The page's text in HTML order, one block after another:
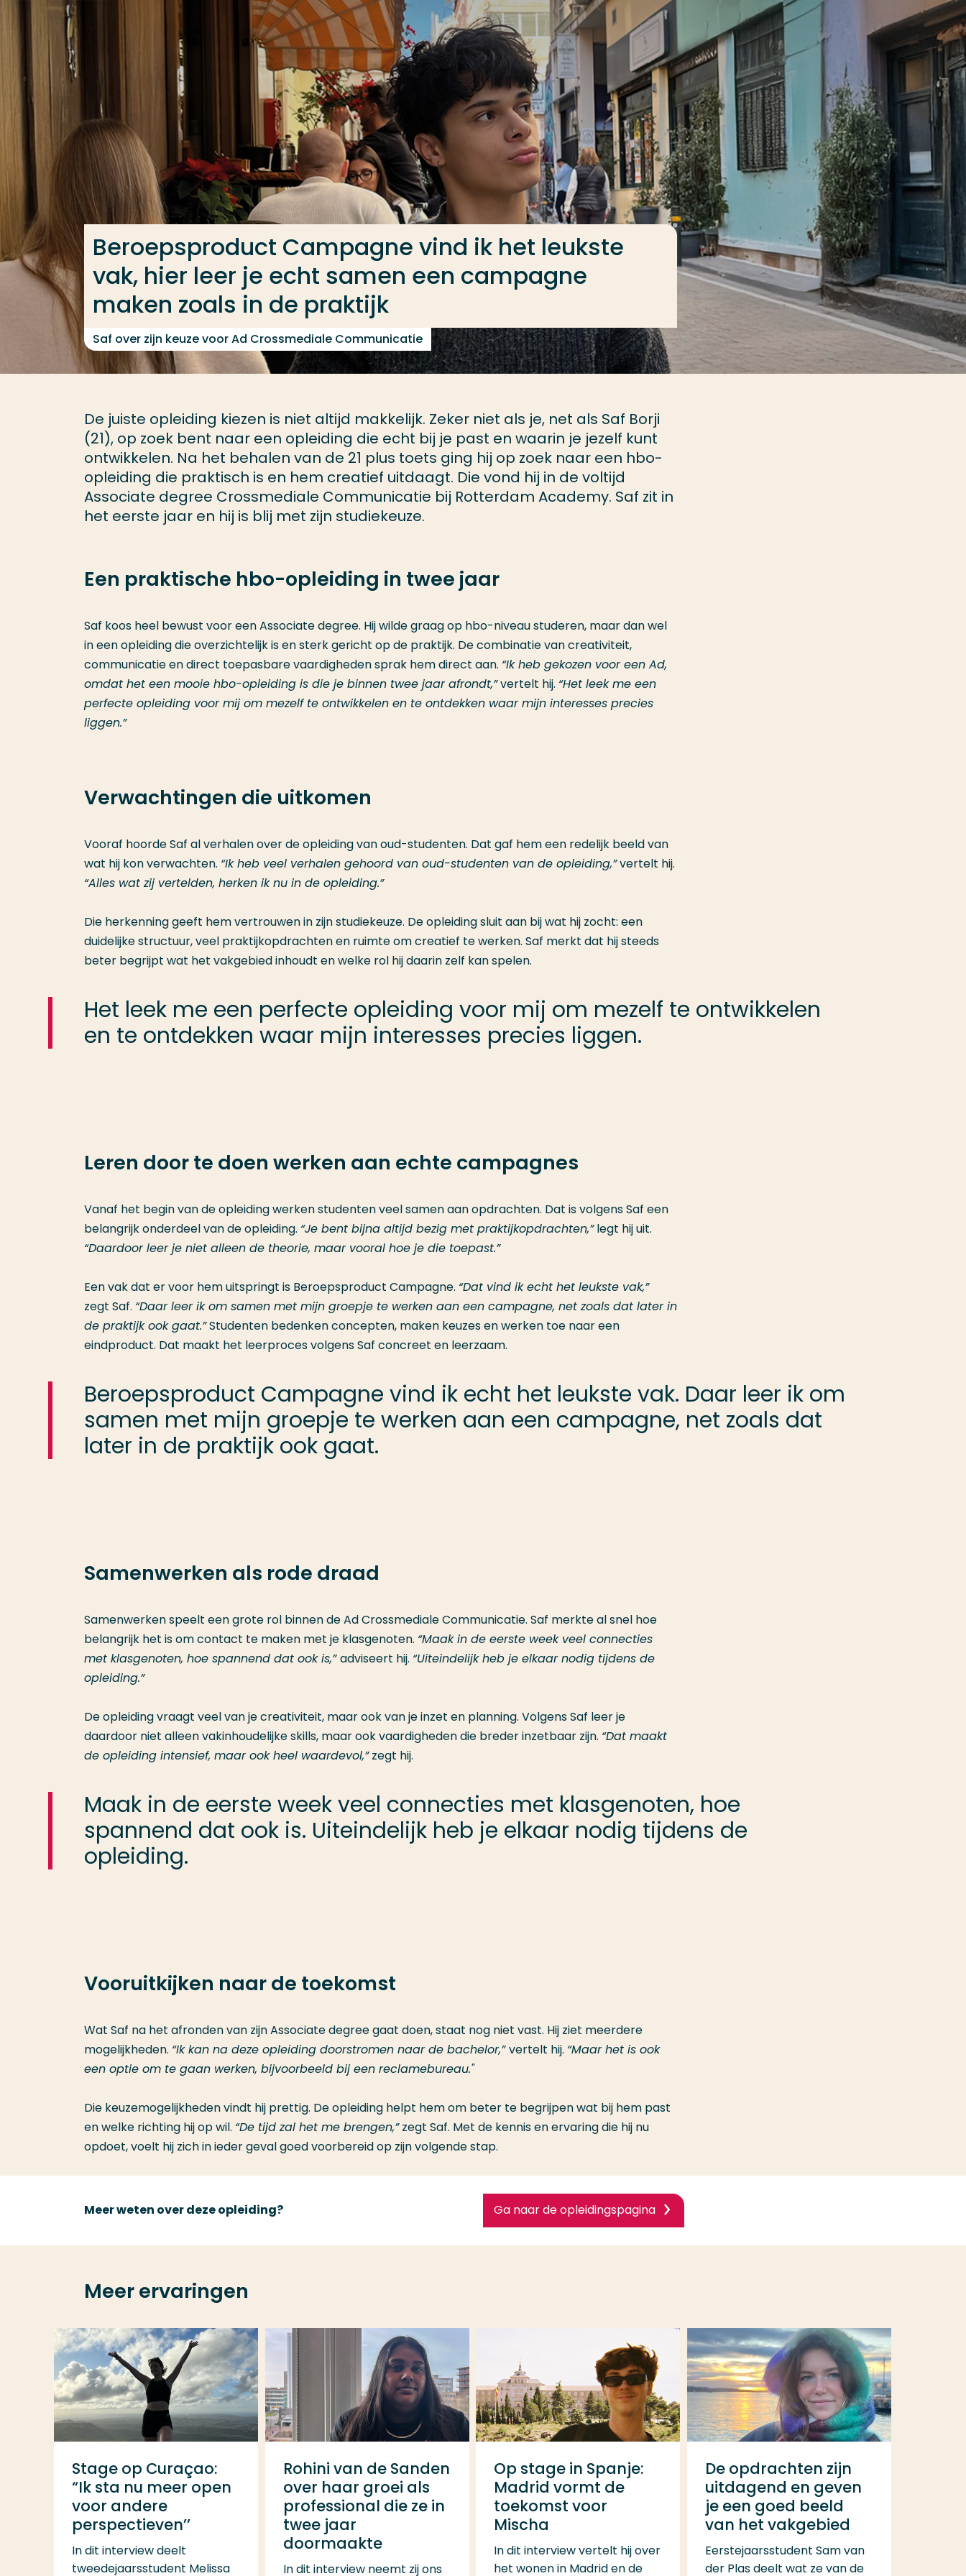
Ga direct naar de content
Beroepsproduct Campagne vind ik het leukste
vak, hier leer je echt samen een campagne
maken zoals in de praktijk
Saf over zijn keuze voor Ad Crossmediale Communicatie
De juiste opleiding kiezen is niet altijd makkelijk. Zeker niet als je, net als Saf Borji
(21), op zoek bent naar een opleiding die echt bij je past en waarin je jezelf kunt
ontwikkelen. Na het behalen van de 21 plus toets ging hij op zoek naar een hbo-
opleiding die praktisch is en hem creatief uitdaagt. Die vond hij in de voltijd
Associate degree Crossmediale Communicatie bij Rotterdam Academy. Saf zit in
het eerste jaar en hij is blij met zijn studiekeuze.
Een praktische hbo-opleiding in twee jaar
Saf koos heel bewust voor een Associate degree. Hij wilde graag op hbo-niveau studeren, maar dan wel
in een opleiding die overzichtelijk is en sterk gericht op de praktijk. De combinatie van creativiteit,
communicatie en direct toepasbare vaardigheden sprak hem direct aan. “Ik heb gekozen voor een Ad,
omdat het een mooie hbo-opleiding is die je binnen twee jaar afrondt,”vertelt hij. “Het leek me een
perfecte opleiding voor mij om mezelf te ontwikkelen en te ontdekken waar mijn interesses precies
liggen.”
Verwachtingen die uitkomen
Vooraf hoorde Saf al verhalen over de opleiding van oud-studenten. Dat gaf hem een redelijk beeld van
wat hij kon verwachten. “Ik heb veel verhalen gehoord van oud-studenten van de opleiding,”vertelt hij.
“Alles wat zij vertelden, herken ik nu in de opleiding.”
Die herkenning geeft hem vertrouwen in zijn studiekeuze. De opleiding sluit aan bij wat hij zocht: een
duidelijke structuur, veel praktijkopdrachten en ruimte om creatief te werken. Saf merkt dat hij steeds
beter begrijpt wat het vakgebied inhoudt en welke rol hij daarin zelf kan spelen.
Het leek me een perfecte opleiding voor mij om mezelf te ontwikkelen
en te ontdekken waar mijn interesses precies liggen.
Leren door te doen werken aan echte campagnes
Vanaf het begin van de opleiding werken studenten veel samen aan opdrachten. Dat is volgens Saf een
belangrijk onderdeel van de opleiding. “Je bent bijna altijd bezig met praktijkopdrachten,”legt hij uit.
“Daardoor leer je niet alleen de theorie, maar vooral hoe je die toepast.”
Een vak dat er voor hem uitspringt is Beroepsproduct Campagne. “Dat vind ik echt het leukste vak,”
zegt Saf. “Daar leer ik om samen met mijn groepje te werken aan een campagne, net zoals dat later in
de praktijk ook gaat.”Studenten bedenken concepten, maken keuzes en werken toe naar een
eindproduct. Dat maakt het leerproces volgens Saf concreet en leerzaam.
Beroepsproduct Campagne vind ik echt het leukste vak. Daar leer ik om
samen met mijn groepje te werken aan een campagne, net zoals dat
later in de praktijk ook gaat.
Samenwerken als rode draad
Samenwerken speelt een grote rol binnen de Ad Crossmediale Communicatie. Saf merkte al snel hoe
belangrijk het is om contact te maken met je klasgenoten. “Maak in de eerste week veel connecties
met klasgenoten, hoe spannend dat ook is,”adviseert hij. “Uiteindelijk heb je elkaar nodig tijdens de
opleiding.”
De opleiding vraagt veel van je creativiteit, maar ook van je inzet en planning. Volgens Saf leer je
daardoor niet alleen vakinhoudelijke skills, maar ook vaardigheden die breder inzetbaar zijn. “Dat maakt
de opleiding intensief, maar ook heel waardevol,”zegt hij.
Maak in de eerste week veel connecties met klasgenoten, hoe
spannend dat ook is. Uiteindelijk heb je elkaar nodig tijdens de
opleiding.
Vooruitkijken naar de toekomst
Wat Saf na het afronden van zijn Associate degree gaat doen, staat nog niet vast. Hij ziet meerdere
mogelijkheden. “Ik kan na deze opleiding doorstromen naar de bachelor,”vertelt hij. “Maar het is ook
een optie om te gaan werken, bijvoorbeeld bij een reclamebureau."
Die keuzemogelijkheden vindt hij prettig. De opleiding helpt hem om beter te begrijpen wat bij hem past
en welke richting hij op wil. “De tijd zal het me brengen,”zegt Saf. Met de kennis en ervaring die hij nu
opdoet, voelt hij zich in ieder geval goed voorbereid op zijn volgende stap.
Meer weten over deze opleiding? Ga naar de opleidingspagina
Meer ervaringen
Stage op Curaçao:
“Ik sta nu meer open
voor andere
perspectieven’’
In dit interview deelt
tweedejaarsstudent Melissa
Rohini van de Sanden
over haar groei als
professional die ze in
twee jaar
doormaakte
In dit interview neemt zij ons
Op stage in Spanje:
Madrid vormt de
toekomst voor
Mischa
In dit interview vertelt hij over
het wonen in Madrid en de
De opdrachten zijn
uitdagend en geven
je een goed beeld
van het vakgebied
Eerstejaarsstudent Sam van
der Plas deelt wat ze van de
Veel gezocht
Opleiding
Contact